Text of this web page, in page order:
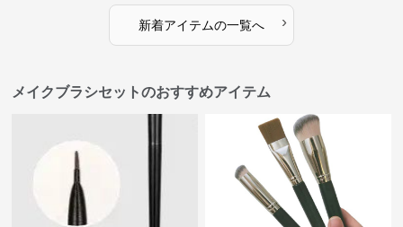
新着アイテムの一覧へ ›
メイクブラシセットのおすすめアイテム